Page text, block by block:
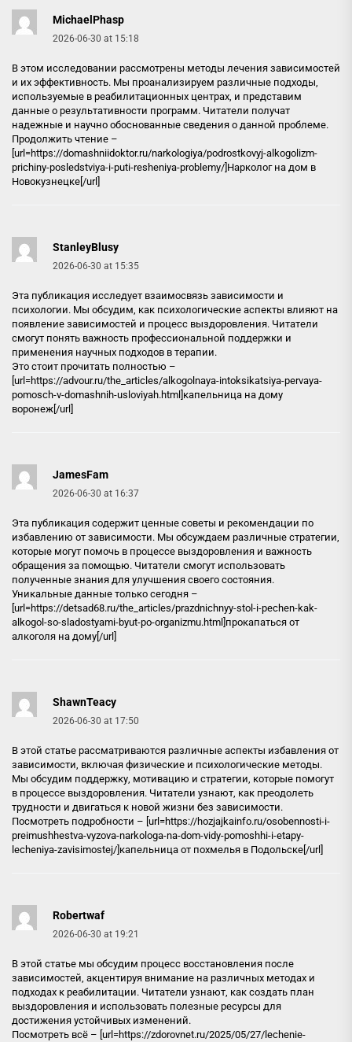
MichaelPhasp
2026-06-30 at 15:18
В этом исследовании рассмотрены методы лечения зависимостей
и их эффективность. Мы проанализируем различные подходы,
используемые в реабилитационных центрах, и представим
данные о результативности программ. Читатели получат
надежные и научно обоснованные сведения о данной проблеме.
Продолжить чтение –
[url=https://domashniidoktor.ru/narkologiya/podrostkovyj-alkogolizm-
prichiny-posledstviya-i-puti-resheniya-problemy/]Нарколог на дом в
Новокузнецке[/url]
StanleyBlusy
2026-06-30 at 15:35
Эта публикация исследует взаимосвязь зависимости и
психологии. Мы обсудим, как психологические аспекты влияют на
появление зависимостей и процесс выздоровления. Читатели
смогут понять важность профессиональной поддержки и
применения научных подходов в терапии.
Это стоит прочитать полностью –
[url=https://advour.ru/the_articles/alkogolnaya-intoksikatsiya-pervaya-
pomosch-v-domashnih-usloviyah.html]капельница на дому
воронеж[/url]
JamesFam
2026-06-30 at 16:37
Эта публикация содержит ценные советы и рекомендации по
избавлению от зависимости. Мы обсуждаем различные стратегии,
которые могут помочь в процессе выздоровления и важность
обращения за помощью. Читатели смогут использовать
полученные знания для улучшения своего состояния.
Уникальные данные только сегодня –
[url=https://detsad68.ru/the_articles/prazdnichnyy-stol-i-pechen-kak-
alkogol-so-sladostyami-byut-po-organizmu.html]прокапаться от
алкоголя на дому[/url]
ShawnTeacy
2026-06-30 at 17:50
В этой статье рассматриваются различные аспекты избавления от
зависимости, включая физические и психологические методы.
Мы обсудим поддержку, мотивацию и стратегии, которые помогут
в процессе выздоровления. Читатели узнают, как преодолеть
трудности и двигаться к новой жизни без зависимости.
Посмотреть подробности – [url=https://hozjajkainfo.ru/osobennosti-i-
preimushhestva-vyzova-narkologa-na-dom-vidy-pomoshhi-i-etapy-
lecheniya-zavisimostej/]капельница от похмелья в Подольске[/url]
Robertwaf
2026-06-30 at 19:21
В этой статье мы обсудим процесс восстановления после
зависимостей, акцентируя внимание на различных методах и
подходах к реабилитации. Читатели узнают, как создать план
выздоровления и использовать полезные ресурсы для
достижения устойчивых изменений.
Посмотреть всё – [url=https://zdorovnet.ru/2025/05/27/lechenie-